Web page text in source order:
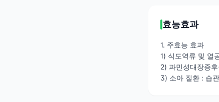
효능효과
1. 주효능 효과
1) 식도역류 및 열
2) 과민성대장증
3) 소아 질환 : 습